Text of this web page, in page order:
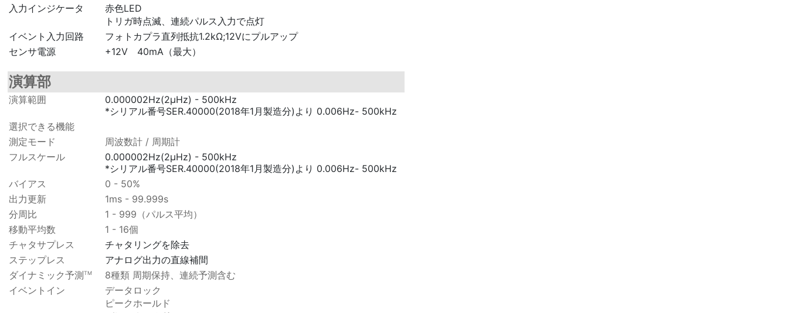
入力インジケータ
赤色LED
トリガ時点滅、連続パルス入力で点灯
イベント入力回路
フォトカプラ直列抵抗1.2kΩ;12Vにプルアップ
センサ電源
+12V 40mA（最大）
演算部
演算範囲
0.000002Hz(2μHz) - 500kHz
*シリアル番号SER.40000(2018年1月製造分)より 0.006Hz- 500kHz
選択できる機能
測定モード
周波数計 / 周期計
フルスケール
0.000002Hz(2μHz) - 500kHz
*シリアル番号SER.40000(2018年1月製造分)より 0.006Hz- 500kHz
バイアス
0 - 50%
出力更新
1ms - 99.999s
分周比
1 - 999（パルス平均）
移動平均数
1 - 16個
チャタサプレス
チャタリングを除去
ステップレス
アナログ出力の直線補間
ダイナミック予測TM
8種類 周期保持、連続予測含む
イベントイン
データロック
ピークホールド